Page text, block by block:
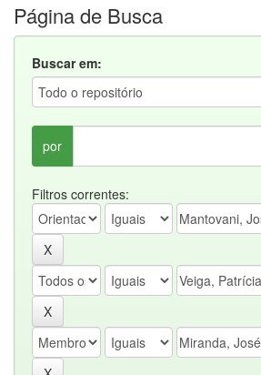
Página de Busca
Buscar em:
por
Filtros correntes: